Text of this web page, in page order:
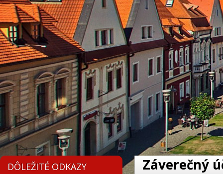
DÔLEŽITÉ ODKAZY Záverečný